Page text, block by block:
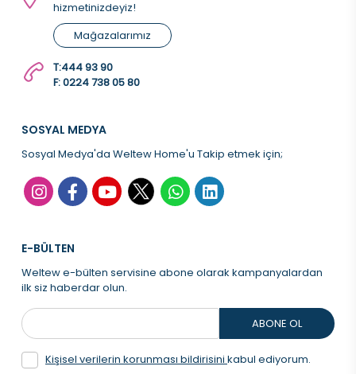
hizmetinizdeyiz!
Mağazalarımız
T:444 93 90
F: 0224 738 05 80
SOSYAL MEDYA
Sosyal Medya'da Weltew Home'u Takip etmek için;
E-BÜLTEN
Weltew e-bülten servisine abone olarak kampanyalardan
ilk siz haberdar olun.
Kişisel verilerin korunması bildirisini kabul ediyorum.
ABONE OL